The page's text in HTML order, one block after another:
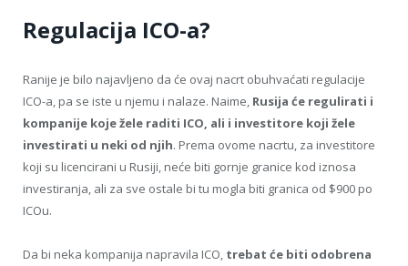
Regulacija ICO-a?
Ranije je bilo najavljeno da će ovaj nacrt obuhvaćati regulacije
ICO-a, pa se iste u njemu i nalaze. Naime, Rusija će regulirati i
kompanije koje žele raditi ICO, ali i investitore koji žele
investirati u neki od njih. Prema ovome nacrtu, za investitore
koji su licencirani u Rusiji, neće biti gornje granice kod iznosa
investiranja, ali za sve ostale bi tu mogla biti granica od $900 po
ICOu.
Da bi neka kompanija napravila ICO, trebat će biti odobrena